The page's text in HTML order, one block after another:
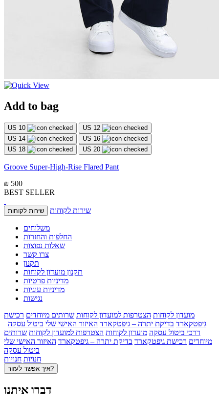
Add to bag
US 10
US 12
US 14
US 16
US 18
US 20
Groove Super-High-Rise Flared Pant
₪ 500
BEST SELLER
שירות לקוחות שירות לקוחות
משלוחים
החלפות והחזרות
שאלות נפוצות
צרו קשר
תקנון
תקנון מועדון לקוחות
מדיניות פרטיות
מדיניות עוגיות
נגישות
מועדון לקוחות הצטרפות למועדון לקוחות שרותים מיוחדים רכישת
גיפטקארד בדיקת יתרה – גיפטקארד האיזור האישי שלי ביטול עסקה
דרכי ביטול עסקה מועדון לקוחות הצטרפות למועדון לקוחות שרותים
מיוחדים רכישת גיפטקארד בדיקת יתרה – גיפטקארד האיזור האישי שלי
ביטול עסקה
חנויות חנויות
איך אפשר לעזור?
דברו איתנו